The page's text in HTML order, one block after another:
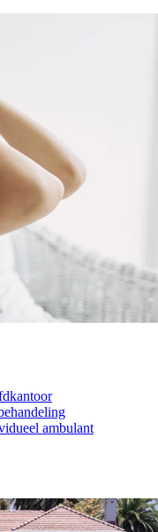
ambulant